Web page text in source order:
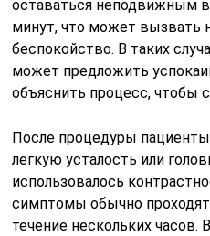
оставаться неподвижным в
минут, что может вызвать
беспокойство. В таких
может предложить
объяснить процесс, чтобы
После процедуры
легкую усталость или
использовалось
симптомы обычно
течение нескольких